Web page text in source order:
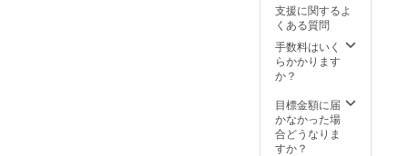
支援に関するよ
くある質問
手数料はいく
らかかります
か？
目標金額に届
かなかった場
合どうなりま
すか？